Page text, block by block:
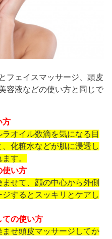
フェイスマッサージ、頭皮
容液などの使い方と同じで
方
オイル数滴を気になる目
化粧水などが肌に浸透し
す。
使い方
せて、顔の中心から外側
するとスッキリとケアし
ての使い方
せ頭皮マッサージしてか